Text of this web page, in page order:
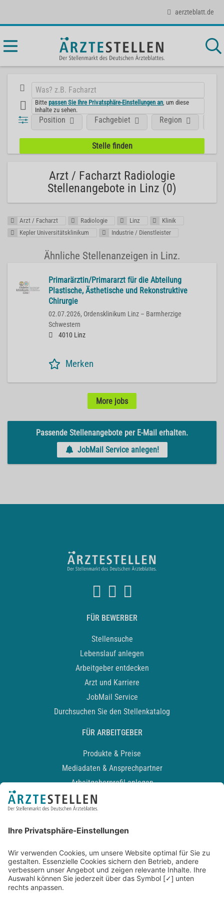
aerzteblatt.de
Bittepassen Sie Ihre Privatsphäre-Einstellungen an , um diese
Inhalte zu sehen.
Position Fachgebiet Region
Arzt / Facharzt Radiologie
Stellenangebote in Linz (0)
Arzt / Facharzt Radiologie Linz
Klinik
Kepler Universitätsklinikum
Industrie / Dienstleister
Ähnliche Stellenanzeigen in Linz.
Primarärztin/Primararzt für die Abteilung
Plastische, Ästhetische und Rekonstruktive
Chirurgie
02.07.2026, Ordensklinikum Linz – Barmherzige
Schwestern
4010 Linz
Merken
More jobs
Passende Stellenangebote per E-Mail erhalten.
JobMail Service anlegen!
FÜR BEWERBER
Stellensuche
Lebenslauf anlegen
Arbeitgeber entdecken
Arzt und Karriere
JobMail Service
Durchsuchen Sie den Stellenkatalog
FÜR ARBEITGEBER
Produkte & Preise
Mediadaten & Ansprechpartner
Arbeitgeberprofil anlegen
Recruiting-Podcast
Kontakt
Datenschutz
Newsletter